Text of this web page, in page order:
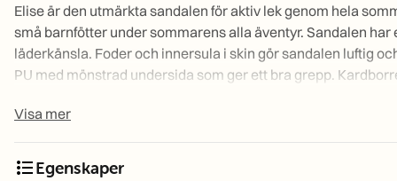
Elise är den utmärkta sandalen för aktiv lek genom hela
små barnfötter under sommarens alla äventyr. Sandalen har
läderkänsla. Foder och innersula i skin gör sandalen luftig
PU med mönstrad undersida som ger ett bra grepp.
230201-20
Visa mer
format_list_bulletedEgenskaper